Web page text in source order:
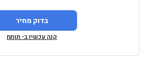
בדוק מחיר
קנה עכשיו ב- תותח